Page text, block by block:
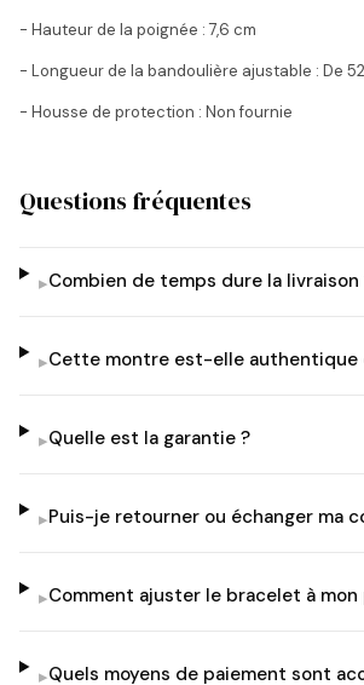
- Hauteur de la poignée : 7,6 cm
- Longueur de la bandoulière ajustable : De
- Housse de protection : Non fournie
Questions fréquentes
▸Combien de temps dure la livraison
▸Cette montre est-elle authentique
▸Quelle est la garantie ?
▸Puis-je retourner ou échanger ma
▸Comment ajuster le bracelet à
▸Quels moyens de paiement sont